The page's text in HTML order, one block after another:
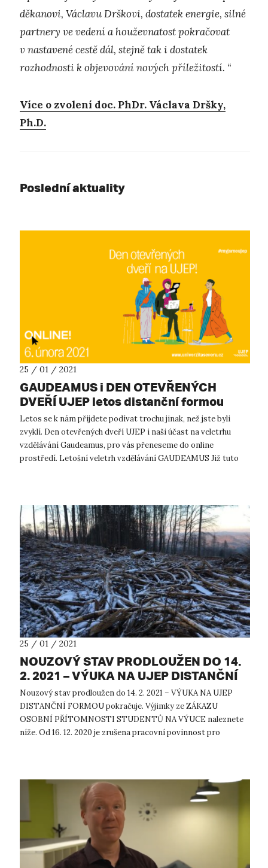
děkanovi, Václavu Drškovi, dostatek energie, silné
partnery ve vedení a houževnatost pokračovat
v nastavené cestě dál, stejně tak i dostatek
rozhodnosti k objevování nových příležitostí. “
Více o zvolení doc. PhDr. Václava Dršky,
Ph.D.
Poslední aktuality
25 / 01 / 2021
GAUDEAMUS i DEN OTEVŘENÝCH
DVEŘÍ UJEP letos distanční formou
Letos se k nám přijdete podívat trochu jinak, než jste byli
zvyklí. Den otevřených dveří UJEP i naši účast na veletrhu
vzdělávání Gaudeamus, pro vás přeneseme do online
prostředí. Letošní veletrh vzdělávání GAUDEAMUS Již tuto
25 / 01 / 2021
NOUZOVÝ STAV PRODLOUŽEN DO 14.
2. 2021 – VÝUKA NA UJEP DISTANČNÍ
FORMOU POKRAČUJE
Nouzový stav prodloužen do 14. 2. 2021 – VÝUKA NA UJEP
DISTANČNÍ FORMOU pokračuje. Výjimky ze ZÁKAZU
OSOBNÍ PŘÍTOMNOSTI STUDENTŮ NA VÝUCE naleznete
níže. Od 16. 12. 2020 je zrušena pracovní povinnost pro